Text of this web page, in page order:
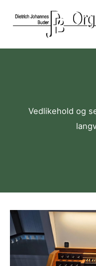
Vedlikehold og